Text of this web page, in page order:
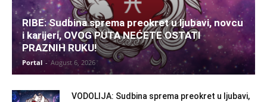
RIBE: Sudbina sprema preokret u ljubavi, novcu
i karijeri, OVOG PUTA NEĆETE OSTATI
PRAZNIH RUKU!
Portal - August 6, 2026
VODOLIJA: Sudbina sprema preokret u ljubavi,